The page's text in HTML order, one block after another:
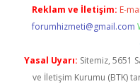
Reklam ve İletişim: E-
forumhizmeti@gmail.com
Yasal Uyarı: Sitemiz, 5651
ve İletişim Kurumu (BTK)